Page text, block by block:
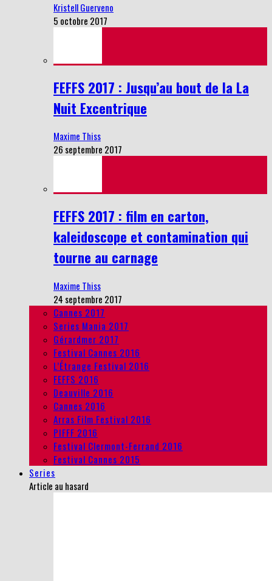
Kristell Guerveno
5 octobre 2017
FEFFS 2017 : Jusqu’au bout de la La
Nuit Excentrique
Maxime Thiss
26 septembre 2017
FEFFS 2017 : film en carton,
kaleidoscope et contamination qui
tourne au carnage
Maxime Thiss
24 septembre 2017
Cannes 2017
Series Mania 2017
Gérardmer 2017
Festival Cannes 2016
L’Étrange Festival 2016
FEFFS 2016
Deauville 2016
Cannes 2016
Arras Film Festival 2016
PIFFF 2016
Festival Clermont-Ferrand 2016
Festival Cannes 2015
Series
Article au hasard